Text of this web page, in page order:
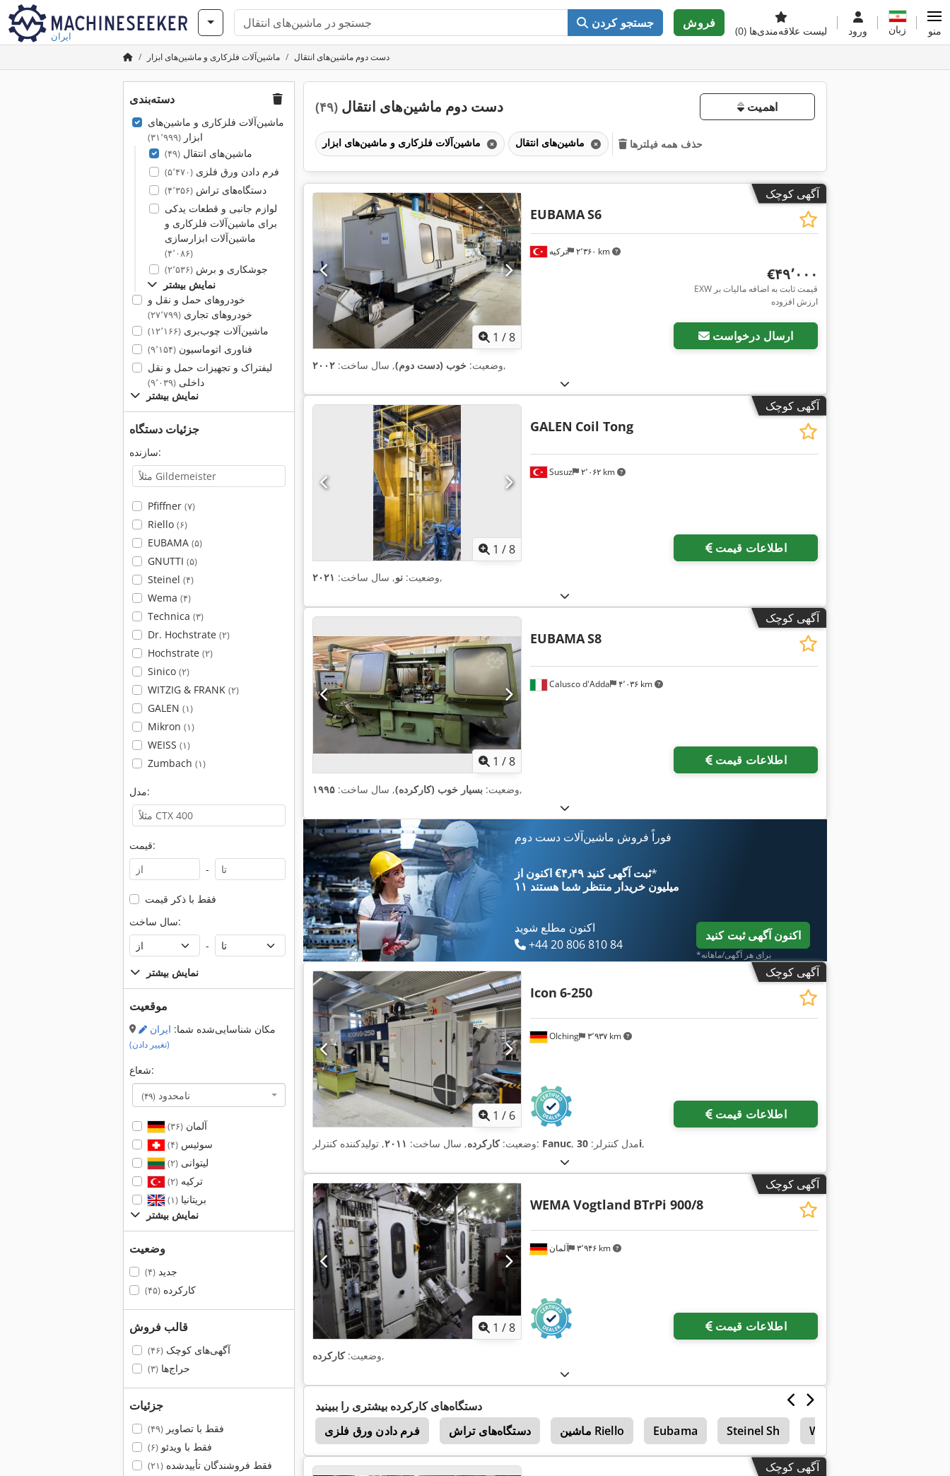
ایران
جستجو کردن فروش
لیست علاقه‌مندی‌ها (0) ورود زبان منو
ماشین‌آلات فلزکاری و ماشین‌های ابزار دست دوم ماشین‌های انتقال
دسته‌بندی
ماشین‌آلات فلزکاری و ماشین‌های
ابزار(۳۱٬۹۹۹)
ماشین‌های انتقال(۴۹)
فرم دادن ورق فلزی(۵٬۴۷۰)
دستگاه‌های تراش(۴٬۳۵۶)
لوازم جانبی و قطعات یدکی
برای ماشین‌آلات فلزکاری و
ماشین‌آلات ابزارسازی
(۴٬۰۸۶)
جوشکاری و برش(۲٬۵۳۶)
نمایش بیشتر
خودروهای حمل و نقل و
خودروهای تجاری(۲۷٬۷۹۹)
ماشین‌آلات چوب‌بری(۱۲٬۱۶۶)
فناوری اتوماسیون(۹٬۱۵۴)
لیفتراک و تجهیزات حمل و نقل
داخلی(۹٬۰۳۹)
نمایش بیشتر
جزئیات دستگاه
سازنده:
Pfiffner (۷)
Riello (۶)
EUBAMA (۵)
GNUTTI (۵)
Steinel (۴)
Wema (۴)
Technica (۳)
Dr. Hochstrate (۲)
Hochstrate (۲)
Sinico (۲)
WITZIG & FRANK (۲)
GALEN (۱)
Mikron (۱)
WEISS (۱)
Zumbach (۱)
مدل:
قیمت:
-
فقط با ذکر قیمت
سال ساخت:
-
نمایش بیشتر
موقعیت
مکان شناسایی‌شده شما: ایران
(تغییر دادن)
شعاع:
نامحدود (۴۹)
آلمان(۳۶)
سوئیس(۴)
لیتوانی(۲)
ترکیه(۲)
بریتانیا(۱)
نمایش بیشتر
وضعیت
جدید(۴)
کارکرده(۴۵)
قالب فروش
آگهی‌های کوچک(۴۶)
حراج‌ها(۳)
جزئیات
فقط با تصاویر(۴۹)
فقط با ویدئو(۶)
فقط فروشندگان تأییدشده(۲۱)
دست دوم ماشین‌های انتقال (۴۹) اهمیت
حذف همه فیلترها
آگهی کوچک
1 /8
ترکیه ۲٬۳۶۰ km
EUBAMAS6
‎€۴۹٬۰۰۰
EXW قیمت ثابت به اضافه مالیات بر
ارزش افزوده
ارسال درخواست
وضعیت: خوب (دست دوم), سال ساخت: ۲۰۰۲ ,
آگهی کوچک
1 /8
Susuz ۲٬۰۶۲ km
GALEN Coil Tong
اطلاعات قیمت
وضعیت: نو, سال ساخت: ۲۰۲۱ ,
آگهی کوچک
1 /8
Calusco d'Adda ۴٬۰۳۶ km
EUBAMAS8
اطلاعات قیمت
وضعیت: بسیار خوب (کارکرده), سال ساخت: ۱۹۹۵ ,
فوراً فروش ماشین‌آلات دست دوم
اکنون از ‎€۴٫۴۹ ثبت آگهی کنید*
۱۱ میلیون خریدار منتظر شما هستند
اکنون مطلع شوید
+44 20 806 810 84
اکنون آگهی ثبت کنید
*برای هر آگهی/ماهانه
آگهی کوچک
1 / 6
OIching ۳٬۹۳۷ km
Icon 6-250
اطلاعات قیمت
وضعیت:کارکرده, سال ساخت: ۲۰۱۱ , تولیدکننده کنترلر: Fanuc , مدل کنترلر:30i,
آگهی کوچک
1 /8
آلمان ۳٬۹۴۶ km
WEMA Vogtland BTrPi 900/8
اطلاعات قیمت
وضعیت:کارکرده ,
دستگاه‌های کارکرده بیشتری را ببینید
فرم دادن ورق فلزی
دستگاه‌های تراش ماشین Riello Eubama Steinel Sh Wema
Mchale 991 Be
آگهی کوچک